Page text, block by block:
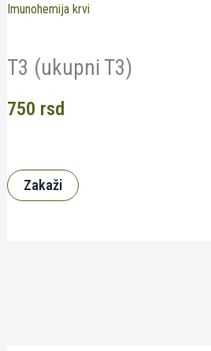
Imunohemija krvi
T3 (ukupni T3)
750 rsd
Zakaži